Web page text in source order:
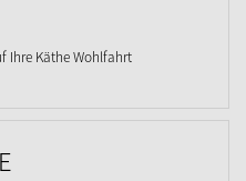
Ihre Käthe Wohlfahrt